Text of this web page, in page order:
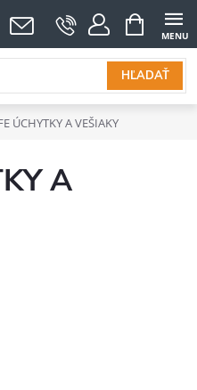
HĽADAŤ
NÁKUPNÝ
KOŠÍK
ÚCHYTKY A VEŠIAKY
A